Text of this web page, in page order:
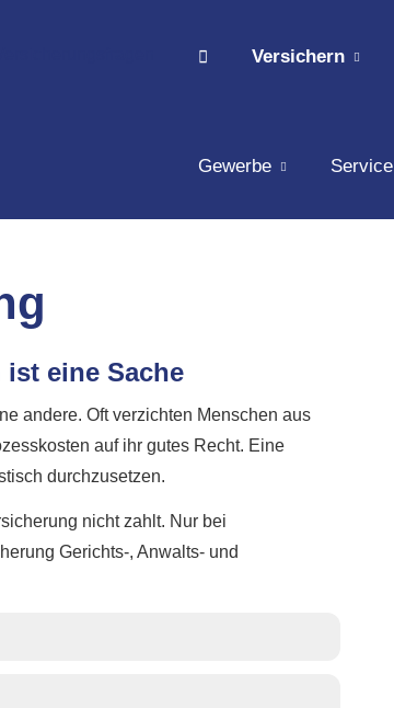
Versichern
Gewerbe Service
ist eine Sache
andere. Oft verzichten Menschen aus
auf ihr gutes Recht. Eine
durchzusetzen.
nicht zahlt. Nur bei
Gerichts-, Anwalts- und